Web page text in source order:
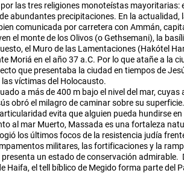
las tres religiones monoteístas
abundantes precipitaciones. En la
comunicada por carretera con Ammán,
el monte de los Olivos (o Gethsemani), la
el Muro de las Lamentaciones (Hakótel
en el año 37 a.C. Por lo que atañe a la
que presentaba la ciudad en tiempos de
víctimas del Holocausto.
a más de 400 m bajo el nivel del mar,
obró el milagro de caminar sobre su
evita que alguien pueda hundirse
al mar Muerto, Massada es una fortaleza
los últimos focos de la resistencia judía
militares, las fortificaciones y la
un estado de conservación
Haifa, el tell bíblico de Megido forma parte